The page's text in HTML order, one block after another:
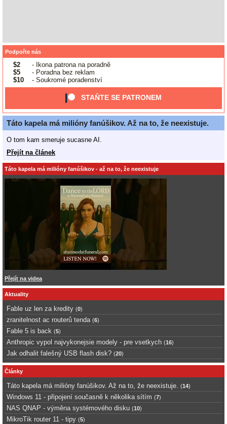
Podpořte nás
$2
- Ikona patrona na poradně
$5
- Poradna bez reklam
$10
- Soukromé poradenství
STAŇTE SE PATRONEM
Táto kapela má milióny fanúšikov. Až na to, že neexistuje.
O tom kam smeruje sucasne AI.
Přejít na článek
Táto kapela má milióny fanúšikov - až na to, že neexistuje
Přejít na videa
Aktuality
Fable uz len za kredity (0)
zranitelnost ac routerů tenda (6)
Fable 5 is back (5)
Anthropic vypol najvykonejsie modely - pre vsetkych (16)
Jak odhalit falešný USB flash disk? (20)
Články
Táto kapela má milióny fanúšikov. Až na to, že neexistuje. (14)
Windows 11 - připojení současně k několika sítím (7)
NAS QNAP - výměna systémového disku (10)
MikroTik router 11 - tipy (5)